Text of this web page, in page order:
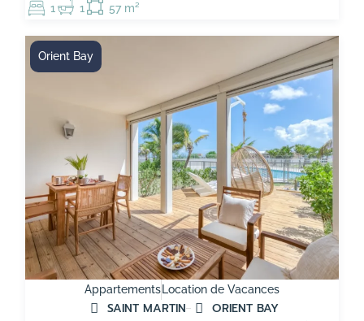
1 1 57 m²
Appartements Location de Vacances
SAINT MARTIN
ORIENT BAY
Orient Bay